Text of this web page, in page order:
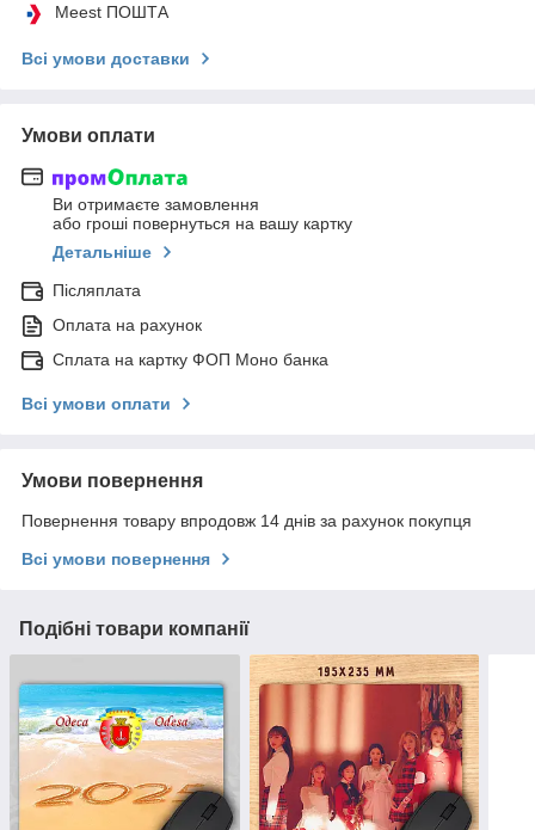
Meest ПОШТА
Всі умови доставки
Умови оплати
Ви отримаєте замовлення
або гроші повернуться на вашу картку
Детальніше
Післяплата
Оплата на рахунок
Сплата на картку ФОП Моно банка
Всі умови оплати
Умови повернення
Повернення товару впродовж 14 днів за рахунок покупця
Всі умови повернення
Подібні товари компанії